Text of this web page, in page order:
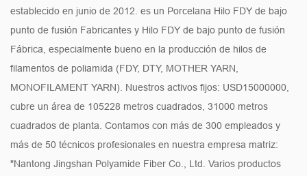
establecido en junio de 2012. es un Porcelana Hilo FDY de bajo
punto de fusión Fabricantes y Hilo FDY de bajo punto de fusión
Fábrica , especialmente bueno en la producción de hilos de
filamentos de poliamida (FDY, DTY, MOTHER YARN,
MONOFILAMENT YARN). Nuestros activos fijos: USD15000000,
cubre un área de 105228 metros cuadrados, 31000 metros
cuadrados de planta. Contamos con más de 300 empleados y
más de 50 técnicos profesionales en nuestra empresa matriz:
"Nantong Jingshan Polyamide Fiber Co., Ltd. Varios productos